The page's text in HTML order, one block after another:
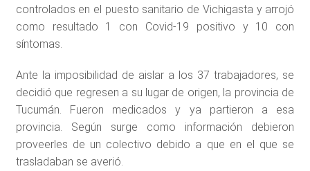
controlados en el puesto sanitario de Vichigasta y arrojó
como resultado 1 con Covid-19 positivo y 10 con
síntomas.
Ante la imposibilidad de aislar a los 37 trabajadores, se
decidió que regresen a su lugar de origen, la provincia de
Tucumán. Fueron medicados y ya partieron a esa
provincia. Según surge como información debieron
proveerles de un colectivo debido a que en el que se
trasladaban se averió.